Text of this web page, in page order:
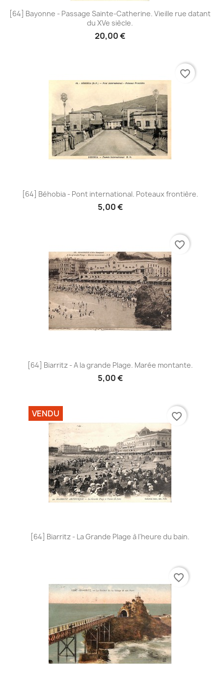
[64] Bayonne - Passage Sainte-Catherine. Vieille rue datant
du XVe siècle.
20,00 €
[64] Béhobia - Pont international. Poteaux frontière.
5,00 €
favorite_border
[64] Biarritz - A la grande Plage. Marée montante.
5,00 €
favorite_border
[64] Biarritz - La Grande Plage à l'heure du bain.
VENDU favorite_border
favorite_border